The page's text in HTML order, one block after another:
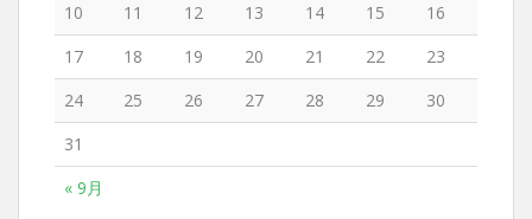
« 9月
10
11 12 13 14 15
16
17
18 19 20 21 22
23
24
25 26 27 28 29
30
31